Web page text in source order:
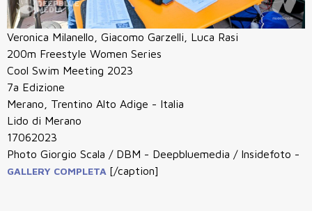
Veronica Milanello, Giacomo Garzelli, Luca Rasi
200m Freestyle Women Series
Cool Swim Meeting 2023
7a Edizione
Merano, Trentino Alto Adige - Italia
Lido di Merano
17062023
Photo Giorgio Scala / DBM - Deepbluemedia / Insidefoto -
GALLERY COMPLETA [/caption]